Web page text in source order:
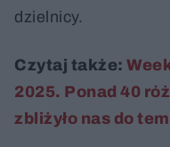
dzielnicy.
Czytaj także:
2025. Ponad 40
zbliżyło nas do